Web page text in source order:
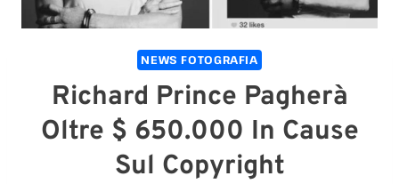
NEWS FOTOGRAFIA
Richard Prince Pagherà
Oltre $ 650.000 In Cause
Sul Copyright